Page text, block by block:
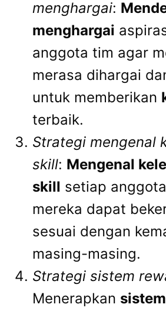
menghargai:
menghargai
anggota tim agar
merasa dihargai
untuk memberikan
terbaik.
Strategi mengenal
skill: Mengenal
skill setiap
mereka dapat
sesuai dengan
masing-masing.
Strategi sistem
Menerapkan